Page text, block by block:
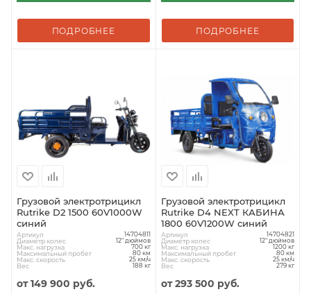
ПОДРОБНЕЕ ПОДРОБНЕЕ
Грузовой электротрицикл
Rutrike D2 1500 60V1000W
синий
Артикул 14704811
Диаметр колес 12" дюймов
Макс. нагрузка 700 кг
Максимальный пробег 80 км
Макс. скорость 25 км/ч
Вес 188 кг
от149 900 руб.
Грузовой электротрицикл
Rutrike D4 NEXT КАБИНА
1800 60V1200W синий
Артикул 14704821
Диаметр колес 12" дюймов
Макс. нагрузка 1200 кг
Максимальный пробег 80 км
Макс. скорость 25 км/ч
Вес 279 кг
от293 500 руб.